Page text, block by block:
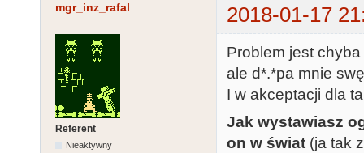
mgr_inz_rafal 2018-01-17
Referent
Nieaktywny
Problem jest
ale d*.*pa mnie
I w akceptacji dla
Jak wystawiasz
on w świat (ja tak